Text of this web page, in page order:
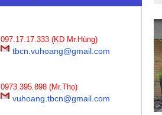
097.17.17.333 (KD Mr.Hùng)
tbcn.vuhoang@gmail.com
0973.395.898 (Mr.Thọ)
vuhoang.tbcn@gmail.com